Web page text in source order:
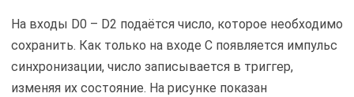
На входы D0 – D2 подаётся число, которое необходимо
сохранить. Как только на входе С появляется импульс
синхронизации, число записывается в триггер,
изменяя их состояние. На рисунке показан